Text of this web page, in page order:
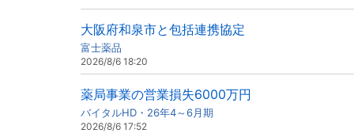
大阪府和泉市と包括連携協定
富士薬品
2026/8/6 18:20
薬局事業の営業損失6000万円
バイタルHD・26年4～6月期
2026/8/6 17:52